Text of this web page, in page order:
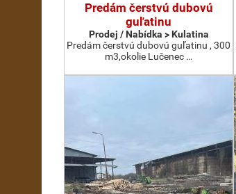
Predám čerstvú dubovú
guľatinu
Prodej / Nabídka > Kulatina
Predám čerstvú dubovú guľatinu , 300
m3,okolie Lučenec …